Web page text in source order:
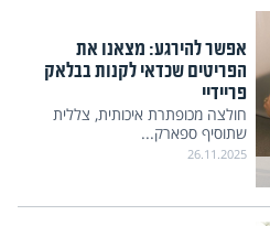
אפשר להירגע: מצאנו את
הפריטים שכדאי לקנות בבלאק
פריידיי
חולצה מכופתרת איכותית, צללית
שתוסיף ספארק...
26.11.2025